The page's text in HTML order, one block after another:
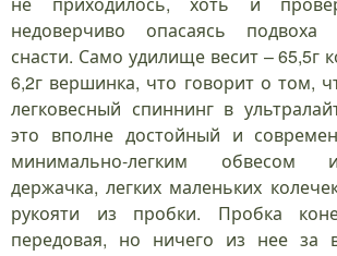
недоверчиво опасаясь
снасти. Само удилище весит – 65,5г
6,2г вершинка, что говорит о том,
легковесный спиннинг в
это вполне достойный и
минимально-легким обвесом
держачка, легких маленьких
рукояти из пробки. Пробка
передовая, но ничего из нее за